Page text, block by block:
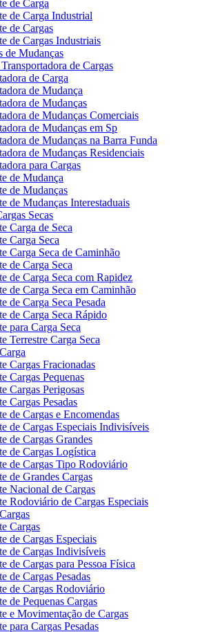
de Carga
de Carga Industrial
de Cargas
de Cargas Industriais
de Mudanças
de Cargas
de Carga
de Mudança
de Mudanças
de Mudanças Comerciais
de Mudanças em Sp
de Mudanças na Barra Funda
de Mudanças Residenciais
para Cargas
de Mudança
de Mudanças
de Mudanças Interestaduais
Secas
Carga de Seca
Carga Seca
Carga Seca de Caminhão
de Carga Seca
de Carga Seca com Rapidez
de Carga Seca em Caminhão
de Carga Seca Pesada
de Carga Seca Rápido
para Carga Seca
Terrestre Carga Seca
Cargas Fracionadas
Cargas Pequenas
Cargas Perigosas
Cargas Pesadas
de Cargas e Encomendas
de Cargas Especiais Indivisíveis
de Cargas Grandes
de Cargas Logística
de Cargas Tipo Rodoviário
de Grandes Cargas
Nacional de Cargas
Rodoviário de Cargas Especiais
Cargas
de Cargas Especiais
de Cargas Indivisíveis
de Cargas para Pessoa Física
de Cargas Pesadas
de Cargas Rodoviário
de Pequenas Cargas
e Movimentação de Cargas
para Cargas Pesadas